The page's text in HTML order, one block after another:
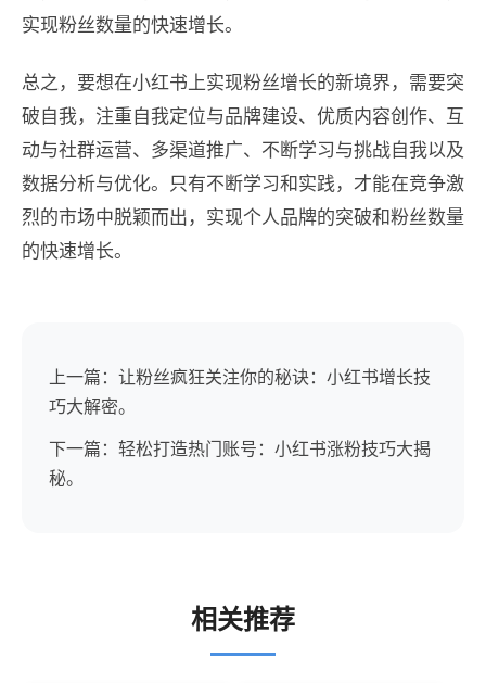
实现粉丝数量的快速增长。
总之，要想在小红书上实现粉丝增长的新境界，需要突
破自我，注重自我定位与品牌建设、优质内容创作、互
动与社群运营、多渠道推广、不断学习与挑战自我以及
数据分析与优化。只有不断学习和实践，才能在竞争激
烈的市场中脱颖而出，实现个人品牌的突破和粉丝数量
的快速增长。
上一篇：让粉丝疯狂关注你的秘诀：小红书增长技
巧大解密。
下一篇：轻松打造热门账号：小红书涨粉技巧大揭
秘。
相关推荐